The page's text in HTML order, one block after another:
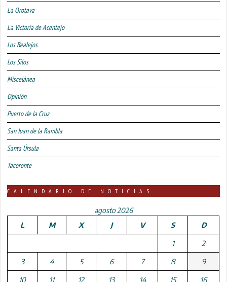
La Orotava
La Victoria de Acentejo
Los Realejos
Los Silos
Miscelánea
Opinión
Puerto de la Cruz
San Juan de la Rambla
Santa Úrsula
Tacoronte
CALENDARIO DE NOTICIAS
agosto 2026
L
M X J V S D
1 2
3 4 5 6 7 8 9
10 11 12 13 14 15 16